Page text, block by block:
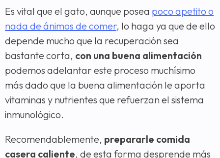
Es vital que el gato, aunque posea poco apetito o
nada de ánimos de comer, lo haga ya que de ello
depende mucho que la recuperación sea
bastante corta, con una buena alimentación
podemos adelantar este proceso muchísimo
más dado que la buena alimentación le aporta
vitaminas y nutrientes que refuerzan el sistema
inmunológico.
Recomendablemente, prepararle comida
casera caliente, de esta forma desprende más